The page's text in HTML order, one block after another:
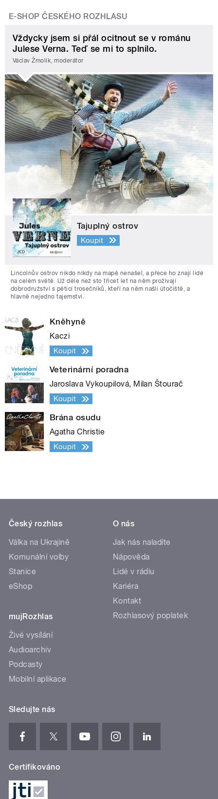
E-SHOP ČESKÉHO ROZHLASU
Vždycky jsem si přál ocitnout se v románu
Julese Verna. Teď se mi to splnilo.
Václav Žmolík, moderátor
Tajuplný ostrov
Koupit
Lincolnův ostrov nikdo nikdy na mapě nenašel, a přece ho znají lidé
na celém světě. Už déle než sto třicet let na něm prožívají
dobrodružství s pěticí trosečníků, kteří na něm našli útočiště, a
hlavně nejedno tajemství.
Kněhyně
Kaczi
Koupit
Veterinární poradna
Jaroslava Vykoupilová, Milan Štourač
Koupit
Brána osudu
Agatha Christie
Koupit
Český rozhlas
Válka na Ukrajině
Komunální volby
Stanice
eShop
mujRozhlas
Živé vysílání
Audioarchiv
Podcasty
Mobilní aplikace
O nás
Jak nás naladíte
Nápověda
Lidé v rádiu
Kariéra
Kontakt
Rozhlasový poplatek
Sledujte nás
Certifikováno